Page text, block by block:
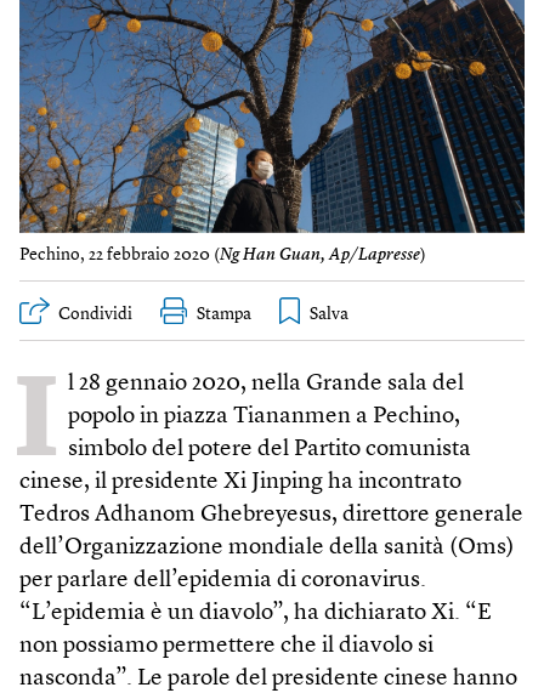
Pechino, 22 febbraio 2020 (Ng Han Guan, Ap/Lapresse)
Condividi Stampa
I l 28 gennaio 2020, nella Grande sala del
popolo in piazza Tiananmen a Pechino,
simbolo del potere del Partito comunista
cinese, il presidente Xi Jinping ha incontrato
Tedros Adhanom Ghebreyesus, direttore generale
dell’Organizzazione mondiale della sanità (Oms)
per parlare dell’epidemia di coronavirus.
“L’epidemia è un diavolo”, ha dichiarato Xi. “E
non possiamo permettere che il diavolo si
nasconda”. Le parole del presidente cinese hanno